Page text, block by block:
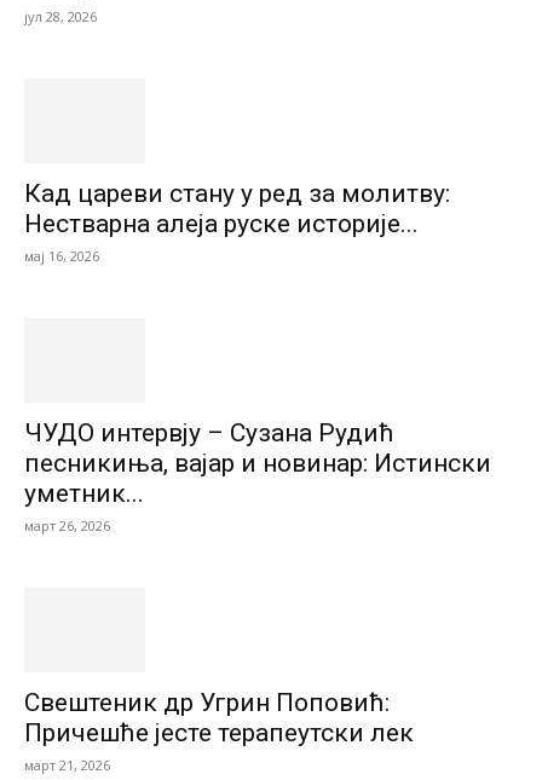
јул 28, 2026
Кад цареви стану у ред за молитву:
Нестварна алеја руске историје...
мај 16, 2026
ЧУДО интервју – Сузана Рудић
песникиња, вајар и новинар: Истински
уметник...
март 26, 2026
Свештеник др Угрин Поповић:
Причешће јесте терапеутски лек
март 21, 2026